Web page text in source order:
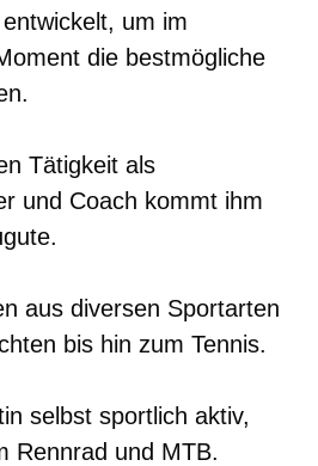
um im
die bestmögliche
Tätigkeit als
und Coach kommt ihm
aus diversen Sportarten
bis hin zum Tennis.
selbst sportlich aktiv,
Rennrad und MTB.